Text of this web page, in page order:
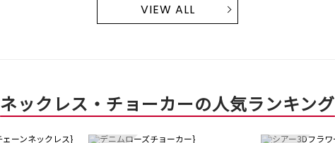
VIEW ALL
ネックレス・チョーカーの人気ランキング